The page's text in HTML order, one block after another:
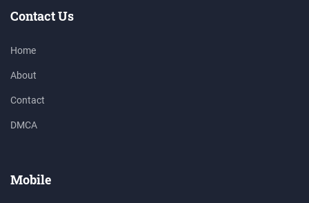
Contact Us
Home
About
Contact
DMCA
Mobile